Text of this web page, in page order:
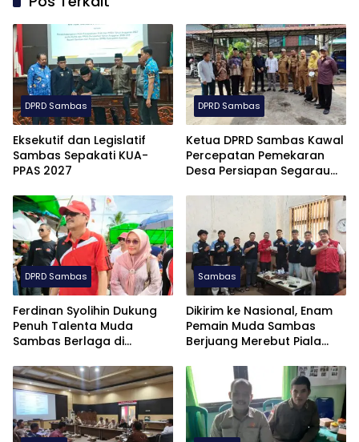
DPRD Sambas
Eksekutif dan Legislatif
Sambas Sepakati KUA-
PPAS 2027
DPRD Sambas
Ketua DPRD Sambas Kawal
Percepatan Pemekaran
Desa Persiapan Segarau
DPRD Sambas
Ferdinan Syolihin Dukung
Penuh Talenta Muda
Sambas Berlaga di
Sambas
Dikirim ke Nasional, Enam
Pemain Muda Sambas
Berjuang Merebut Piala
Jatim